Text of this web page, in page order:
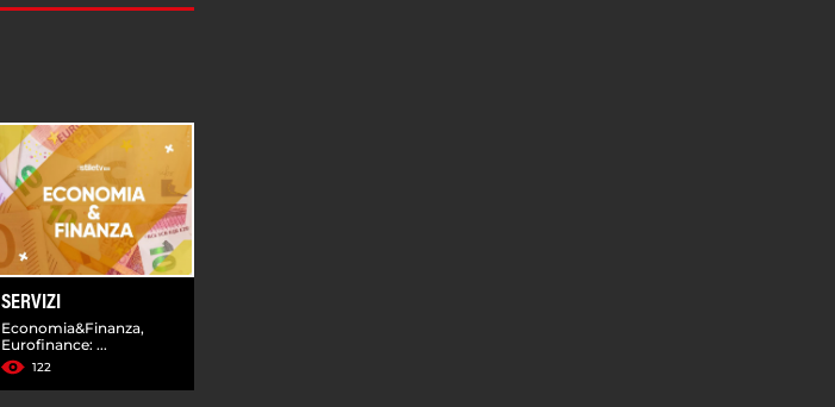
SERVIZI
Economia&Finanza,
Eurofinance: ...
122